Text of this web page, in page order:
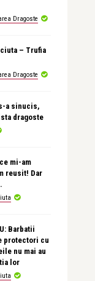
Dragoste
– Trufia
Dragoste
a sinucis,
dragoste
mi-am
reusit! Dar
Barbatii
protectori cu
nu mai au
lor